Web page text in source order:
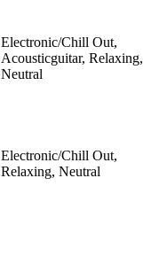
Electronic/Chill Out,
Acousticguitar, Relaxing,
Neutral
Electronic/Chill Out,
Relaxing, Neutral